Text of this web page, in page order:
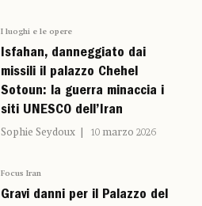
I luoghi e le opere
Isfahan, danneggiato dai
missili il palazzo Chehel
Sotoun: la guerra minaccia i
siti UNESCO dell’Iran
Sophie Seydoux 10 marzo 2026
Focus Iran
Gravi danni per il Palazzo del